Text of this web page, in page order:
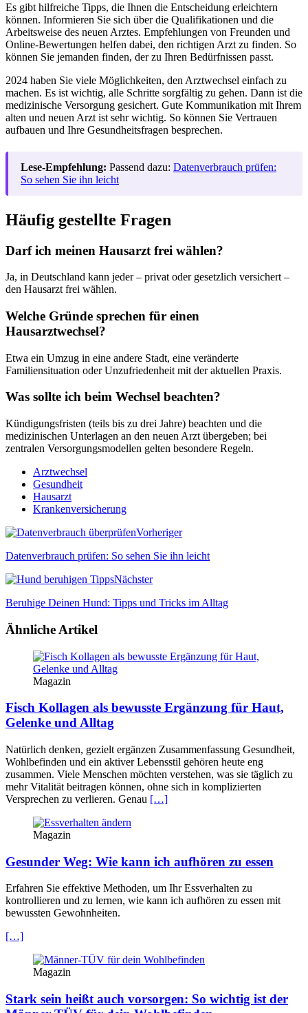
Es gibt hilfreiche Tipps, die Ihnen die Entscheidung erleichtern
können. Informieren Sie sich über die Qualifikationen und die
Arbeitsweise des neuen Arztes. Empfehlungen von Freunden und
Online-Bewertungen helfen dabei, den richtigen Arzt zu finden. So
können Sie jemanden finden, der zu Ihren Bedürfnissen passt.
2024 haben Sie viele Möglichkeiten, den Arztwechsel einfach zu
machen. Es ist wichtig, alle Schritte sorgfältig zu gehen. Dann ist die
medizinische Versorgung gesichert. Gute Kommunikation mit Ihrem
alten und neuen Arzt ist sehr wichtig. So können Sie Vertrauen
aufbauen und Ihre Gesundheitsfragen besprechen.
Lese-Empfehlung: Passend dazu: Datenverbrauch prüfen:
So sehen Sie ihn leicht
Häufig gestellte Fragen
Darf ich meinen Hausarzt frei wählen?
Ja, in Deutschland kann jeder – privat oder gesetzlich versichert –
den Hausarzt frei wählen.
Welche Gründe sprechen für einen
Hausarztwechsel?
Etwa ein Umzug in eine andere Stadt, eine veränderte
Familiensituation oder Unzufriedenheit mit der aktuellen Praxis.
Was sollte ich beim Wechsel beachten?
Kündigungsfristen (teils bis zu drei Jahre) beachten und die
medizinischen Unterlagen an den neuen Arzt übergeben; bei
zentralen Versorgungsmodellen gelten besondere Regeln.
Arztwechsel
Gesundheit
Hausarzt
Krankenversicherung
Vorheriger
Datenverbrauch prüfen: So sehen Sie ihn leicht
Nächster
Beruhige Deinen Hund: Tipps und Tricks im Alltag
Ähnliche Artikel
Magazin
Fisch Kollagen als bewusste Ergänzung für Haut,
Gelenke und Alltag
Natürlich denken, gezielt ergänzen Zusammenfassung Gesundheit,
Wohlbefinden und ein aktiver Lebensstil gehören heute eng
zusammen. Viele Menschen möchten verstehen, was sie täglich zu
mehr Vitalität beitragen können, ohne sich in komplizierten
Versprechen zu verlieren. Genau […]
Magazin
Gesunder Weg: Wie kann ich aufhören zu essen
Erfahren Sie effektive Methoden, um Ihr Essverhalten zu
kontrollieren und zu lernen, wie kann ich aufhören zu essen mit
bewussten Gewohnheiten.
[…]
Magazin
Stark sein heißt auch vorsorgen: So wichtig ist der